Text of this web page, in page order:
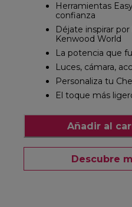
Herramientas
confianza
Déjate inspirar por
Kenwood World
La potencia que
Luces, cámara,
Personaliza tu
El toque más
Añadir al
Descubre